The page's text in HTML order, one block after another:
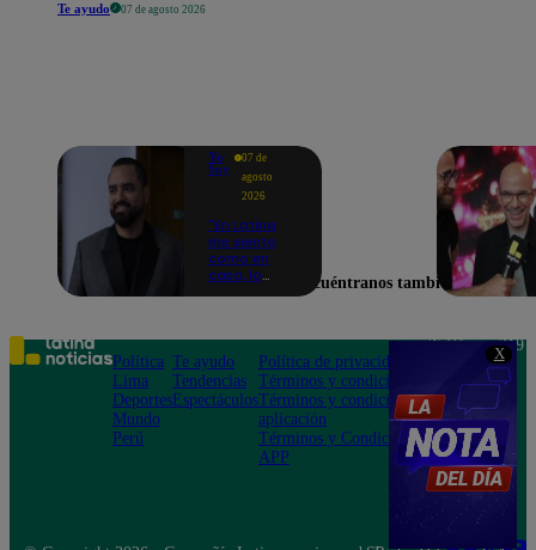
X
Te ayudo 07 de agosto 2026
Yo
Soy
07 de
agosto
2026
"En Latina
me siento
como en
casa, lo
emocionado
por estreno
de Yo Soy
2026
Encuéntranos también en
Política
Lima
Deportes
Mundo
Perú
Te ayudo
Tendencias
Espectáculos
Política de privacidad
Términos y condiciones
Términos y condiciones
aplicación
Términos y Condiciones
APP
Teléfono: 219
Av. San
Felipe 968
Jesús María